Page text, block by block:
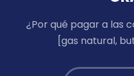
¿Por qué pagar a las
[gas natural,